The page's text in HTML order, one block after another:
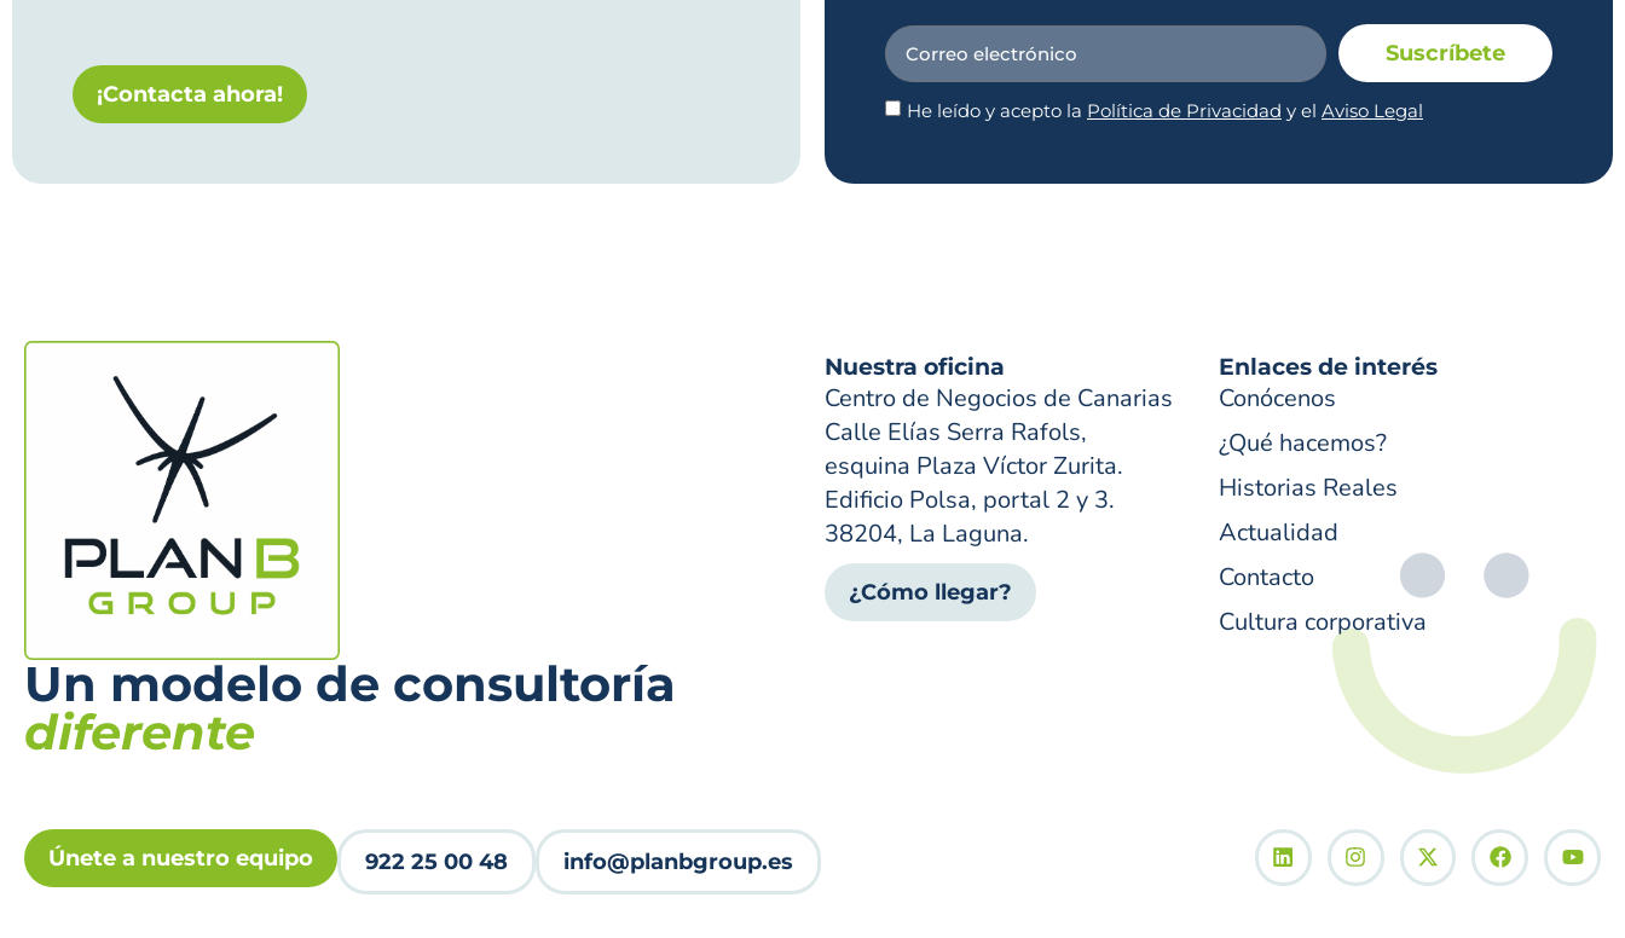
¡Contacta ahora!
He leído y acepto la Política de Privacidad y el Aviso Legal
Suscríbete
Un modelo de consultoría
diferente
Nuestra oficina
Centro de Negocios de Canarias
Calle Elías Serra Rafols,
esquina Plaza Víctor Zurita.
Edificio Polsa, portal 2 y 3.
38204, La Laguna.
¿Cómo llegar?
Enlaces de interés
Conócenos
¿Qué hacemos?
Historias Reales
Actualidad
Contacto
Cultura corporativa
Únete a nuestro equipo 922 25 00 48 info@planbgroup.es